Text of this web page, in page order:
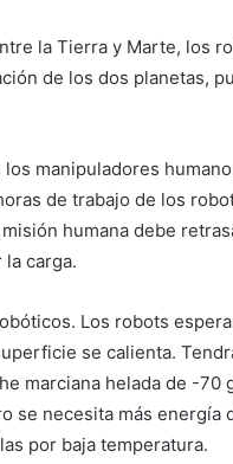
la Tierra y Marte, los
de los dos planetas,
manipuladores
de trabajo de los
humana debe
carga.
Los robots
se calienta.
marciana helada de -70
se necesita más energía
por baja temperatura.